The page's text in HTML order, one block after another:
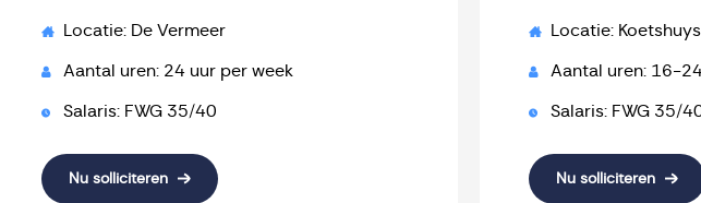
Locatie: De Vermeer
Aantal uren: 24 uur per week
Salaris: FWG 35/40
Nu solliciteren
Locatie:
Aantal uren: 16-
Salaris: FWG 35/
Nu solliciteren